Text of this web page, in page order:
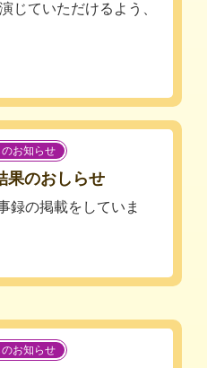
じていただけるよう、
のお知らせ
のおしらせ
録の掲載をしていま
のお知らせ